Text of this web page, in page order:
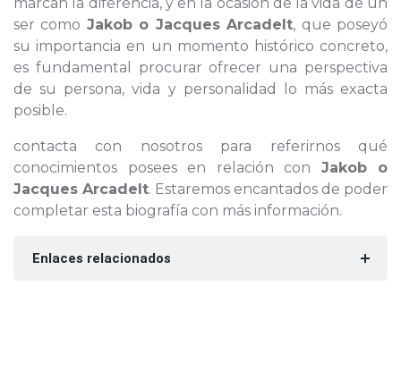
ser como Jakob o Jacques Arcadelt, que poseyó
su importancia en un momento histórico concreto,
es fundamental procurar ofrecer una perspectiva
de su persona, vida y personalidad lo más exacta
posible.
contacta con nosotros para referirnos qué
conocimientos posees en relación con Jakob o
Jacques Arcadelt. Estaremos encantados de poder
completar esta biografía con más información.
Enlaces relacionados